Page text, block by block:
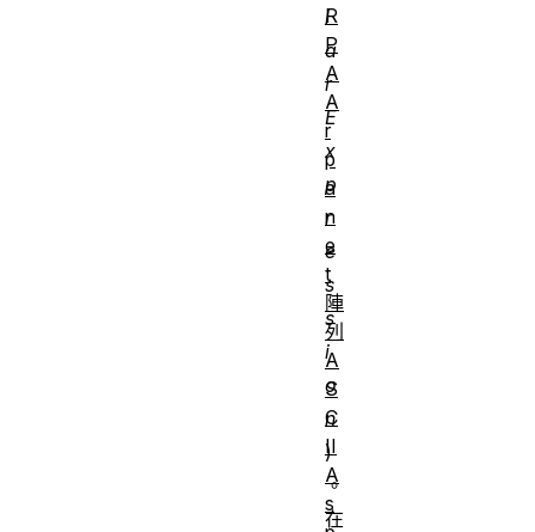
l
a
r
E
x
p
r
e
s
s
i
o
n
)
。
在
R
P
A
A
r
p
a
n
e
t
陣
列
A
S
C
II
A
s